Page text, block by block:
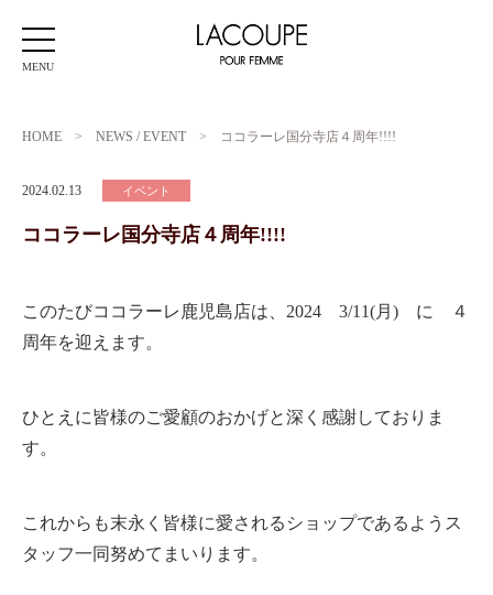
MENU
HOME > NEWS / EVENT > ココラーレ国分寺店４周年!!!!
2024.02.13 イベント
ココラーレ国分寺店４周年!!!!
このたびココラーレ鹿児島店は、2024 3/11(月) に ４
周年を迎えます。
ひとえに皆様のご愛顧のおかげと深く感謝しておりま
す。
これからも末永く皆様に愛されるショップであるようス
タッフ一同努めてまいります。